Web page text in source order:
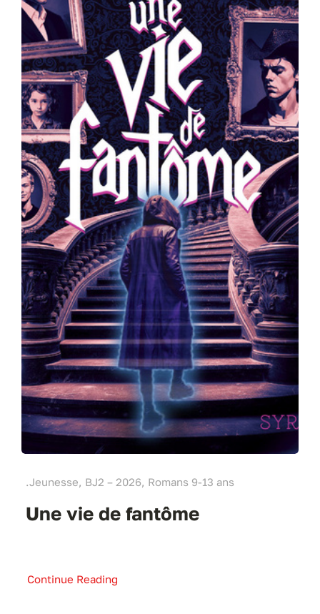
.Jeunesse, BJ2 – 2026, Romans 9-13 ans
Une vie de fantôme
Continue Reading